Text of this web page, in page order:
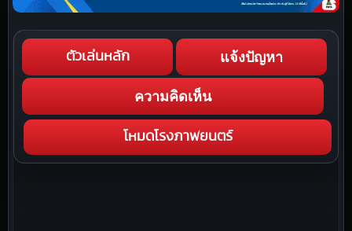
ตัวเล่นหลัก แจ้งปัญหา
ความคิดเห็น
โหมดโรงภาพยนตร์